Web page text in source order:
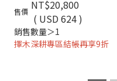
售價 NT$20,800
( USD 624 )
銷售數量＞1
擇木深耕專區結帳再享9折